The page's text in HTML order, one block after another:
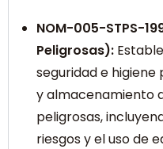
NOM-005-STPS-
Peligrosas):
seguridad e
y almacenamiento
peligrosas,
riesgos y el uso de